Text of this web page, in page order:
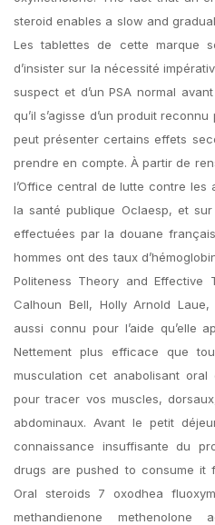
steroid enables a slow and
Les tablettes de cette marque
d’insister sur la nécessité
suspect et d’un PSA normal
qu’il s’agisse d’un produit
peut présenter certains effets
prendre en compte. À partir de
l’Office central de lutte contre les
la santé publique Oclaesp, et
effectuées par la douane
hommes ont des taux
Politeness Theory and Effective
Calhoun Bell, Holly Arnold
aussi connu pour l’aide qu’elle
Nettement plus efficace que
musculation cet anabolisant
pour tracer vos muscles,
abdominaux. Avant le petit
connaissance insuffisante du
drugs are pushed to consume it
Oral steroids 7 oxodhea
methandienone methenolone